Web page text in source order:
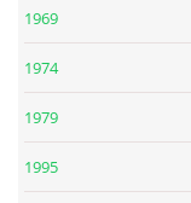
KALENDÁŘ 1967-68
KALENDÁŘ 1971 - 79
1969
1974
1979
1995